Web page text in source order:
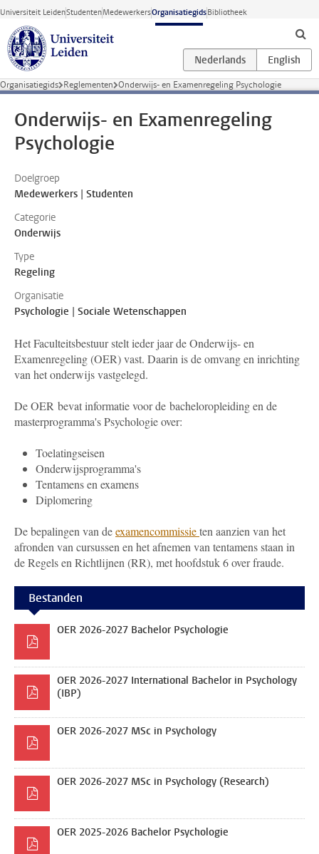
Ga direct naar de inhoud
Universiteit LeidenStudentenMedewerkersOrganisatiegidsBibliotheek
Organisatiegids Reglementen Onderwijs- en Examenregeling Psychologie
Onderwijs- en Examenregeling
Psychologie
Doelgroep
Medewerkers | Studenten
Categorie
Onderwijs
Type
Regeling
Organisatie
Psychologie | Sociale Wetenschappen
Het Faculteitsbestuur stelt ieder jaar de Onderwijs- en
Examenregeling (OER) vast. Daarin is de omvang en inrichting
van het onderwijs vastgelegd.
De OER bevat informatie voor de bacheloropleiding en de
masterprogramma's Psychologie over:
Toelatingseisen
Onderwijsprogramma's
Tentamens en examens
Diplomering
De bepalingen van deexamencommissieten aanzien van het
afronden van cursussen en het afnemen van tentamens staan in
de Regels en Richtlijnen (RR), met hoofdstuk 6 over fraude.
Bestanden
OER 2026-2027 Bachelor Psychologie
OER 2026-2027 International Bachelor in Psychology
(IBP)
OER 2026-2027 MSc in Psychology
OER 2026-2027 MSc in Psychology (Research)
OER 2025-2026 Bachelor Psychologie